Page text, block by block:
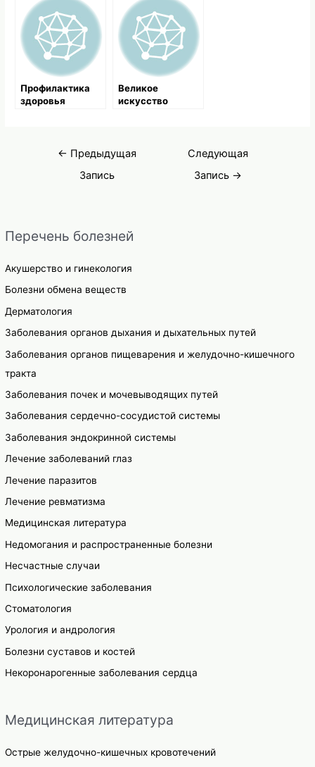
Перечень болезней
Акушерство и гинекология
Болезни обмена веществ
Дерматология
Заболевания органов дыхания и дыхательных путей
Заболевания органов пищеварения и желудочно-кишечного
тракта
Заболевания почек и мочевыводящих путей
Заболевания сердечно-сосудистой системы
Заболевания эндокринной системы
Лечение заболеваний глаз
Лечение паразитов
Лечение ревматизма
Медицинская литература
Недомогания и распространенные болезни
Несчастные случаи
Психологические заболевания
Стоматология
Урология и андрология
Болезни суставов и костей
Некоронарогенные заболевания сердца
Медицинская литература
Острые желудочно-кишечных кровотечений
Профилактика
здоровья
Великое
искусство
Навигация
← Предыдущая
Запись
Следующая
Запись →